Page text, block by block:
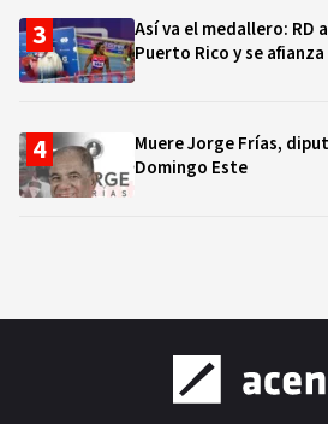
Así va el medallero: RD
Puerto Rico y se
Muere Jorge Frías,
Domingo Este